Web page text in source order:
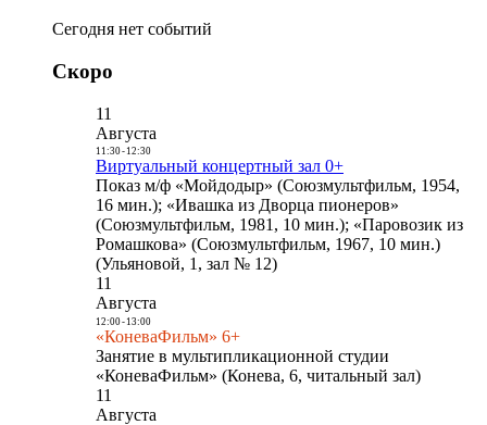
Сегодня нет событий
Скоро
11
Августа
11:30- 12:30
Виртуальный концертный зал 0+
Показ м/ф «Мойдодыр» (Союзмультфильм, 1954,
16 мин.); «Ивашка из Дворца пионеров»
(Союзмультфильм, 1981, 10 мин.); «Паровозик из
Ромашкова» (Союзмультфильм, 1967, 10 мин.)
(Ульяновой, 1, зал № 12)
11
Августа
12:00- 13:00
«КоневаФильм» 6+
Занятие в мультипликационной студии
«КоневаФильм» (Конева, 6, читальный зал)
11
Августа